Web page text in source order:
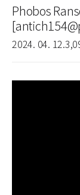
Phobos
2024. 04. 12.